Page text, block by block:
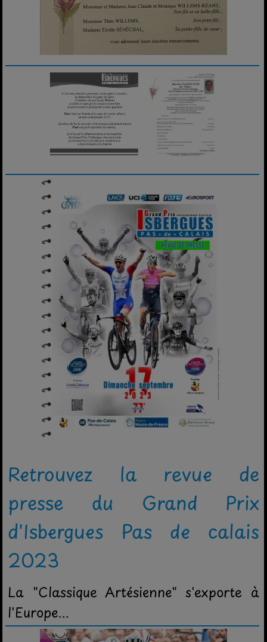
Retrouvez la revue de
presse du Grand Prix
d'Isbergues Pas de calais
2023
La "Classique Artésienne" s'exporte à
l'Europe...